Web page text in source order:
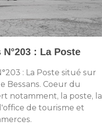
: La Poste
: La Poste situé sur
Bessans. Coeur du
notamment, la poste, la
de tourisme et